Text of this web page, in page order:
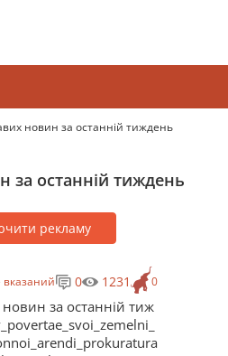
новин за останній тиждень
за останній тиждень
рекламу
вказаний 0
0 1231